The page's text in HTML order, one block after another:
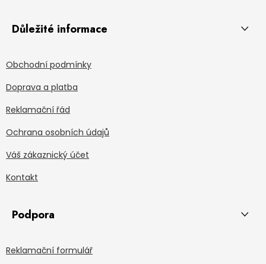
Důležité informace
Obchodní podmínky
Doprava a platba
Reklamační řád
Ochrana osobních údajů
Váš zákaznický účet
Kontakt
Podpora
Reklamační formulář